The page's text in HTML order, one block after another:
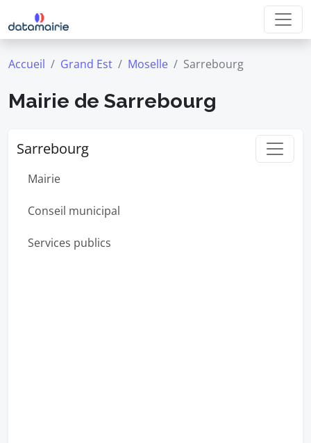
Accueil Grand Est Moselle Sarrebourg
Mairie de Sarrebourg
Sarrebourg
Mairie
Conseil municipal
Services publics